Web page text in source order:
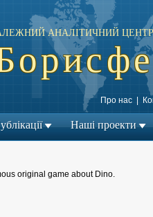
АНАЛІТИЧНИЙ
Про нас|
Наші проекти
original game about Dino.